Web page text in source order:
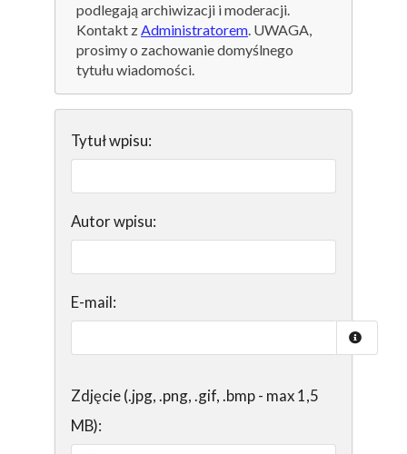
podlegają archiwizacji i moderacji.
Kontakt zAdministratorem. UWAGA,
prosimy o zachowanie domyślnego
tytułu wiadomości.
Tytuł wpisu:
Autor wpisu:
E-mail:
Zdjęcie (.jpg, .png, .gif, .bmp - max 1,5
MB):